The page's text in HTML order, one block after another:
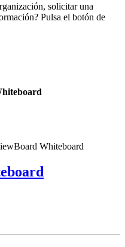
solicitar una
Pulsa el botón de
Whiteboard